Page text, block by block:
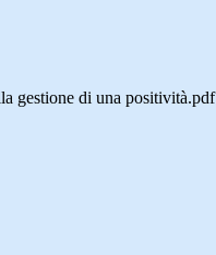
gestione di una positività.pdf